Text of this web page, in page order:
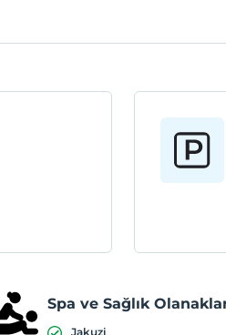
Spa ve Sağlık
Jakuzi